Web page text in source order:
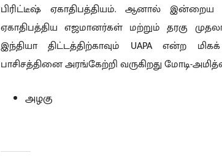
பிரிட்டீஷ் ஏகாதிபத்தியம். ஆனால் இன்றைய
ஏகாதிபத்திய எஜமானர்கள் மற்றும் தரகு
இந்தியா திட்டத்திற்காவும் UAPA என்ற
பாசிசத்தினை அரங்கேற்றி வருகிறது மோடி-
அழகு